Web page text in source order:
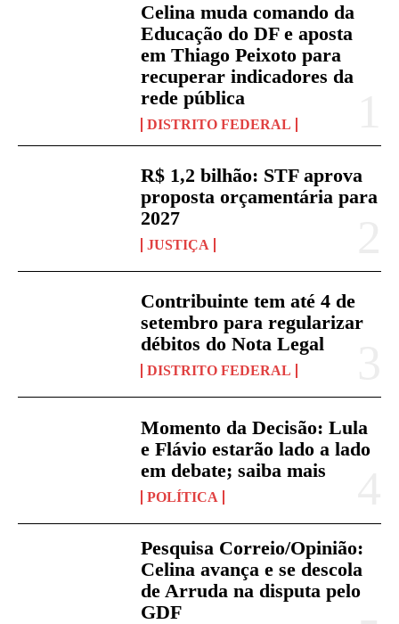
Celina muda comando da
Educação do DF e aposta
em Thiago Peixoto para
recuperar indicadores da
rede pública
DISTRITO FEDERAL
R$ 1,2 bilhão: STF aprova
proposta orçamentária para
2027
JUSTIÇA
Contribuinte tem até 4 de
setembro para regularizar
débitos do Nota Legal
DISTRITO FEDERAL
Momento da Decisão: Lula
e Flávio estarão lado a lado
em debate; saiba mais
POLÍTICA
Pesquisa Correio/Opinião:
Celina avança e se descola
de Arruda na disputa pelo
GDF